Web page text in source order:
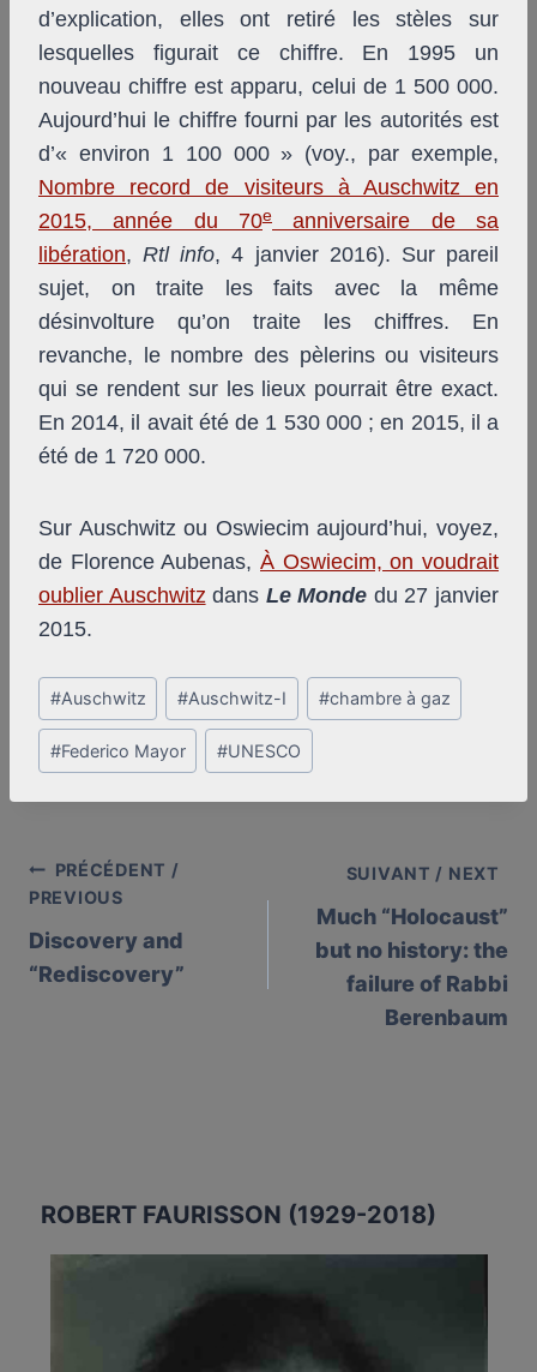
d’explication, elles ont retiré les stèles sur
lesquelles figurait ce chiffre. En 1995 un
nouveau chiffre est apparu, celui de 1 500 000.
Aujourd’hui le chiffre fourni par les autorités est
d’« environ 1 100 000 » (voy., par exemple,
Nombre record de visiteurs à Auschwitz en
2015, année du 70e
anniversaire de sa
libération,Rtl info, 4 janvier 2016). Sur pareil
sujet, on traite les faits avec la même
désinvolture qu’on traite les chiffres. En
revanche, le nombre des pèlerins ou visiteurs
qui se rendent sur les lieux pourrait être exact.
En 2014, il avait été de 1 530 000 ; en 2015, il a
été de 1 720 000.
Sur Auschwitz ou Oswiecim aujourd’hui, voyez,
de Florence Aubenas, À Oswiecim, on voudrait
oublier Auschwitzdans Le Monde du 27 janvier
2015.
Post
Tags:
#Auschwitz #Auschwitz-I #chambre à gaz
#Federico Mayor #UNESCO
Post
navigation
PRÉCÉDENT /
PREVIOUS
Discovery and
“Rediscovery”
SUIVANT / NEXT
Much “Holocaust”
but no history: the
failure of Rabbi
Berenbaum
ROBERT FAURISSON (1929-2018)